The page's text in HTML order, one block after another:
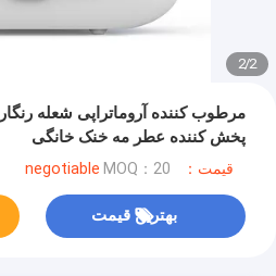
2
/
2
پخش کننده عطر مه خنک خانگی
قیمت：negotiable MOQ：20
بهترین قیمت